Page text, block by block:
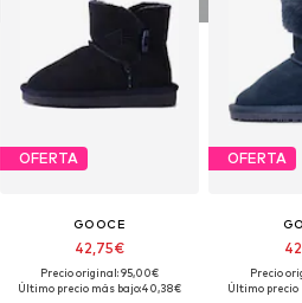
OFERTA
GOOCE
42,75€
Precio original: 95,00€
Último precio más bajo:40,38€
OFERTA
Precio
Último precio